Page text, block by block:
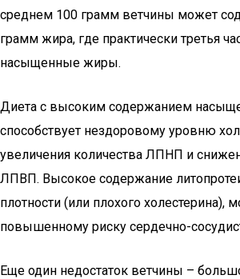
среднем 100 грамм ветчины может
грамм жира, где практически третья
насыщенные жиры.
Диета с высоким содержанием
способствует нездоровому уровню
увеличения количества ЛПНП и
ЛПВП. Высокое содержание
плотности (или плохого холестерина),
повышенному риску сердечно-
Еще один недостаток ветчины –